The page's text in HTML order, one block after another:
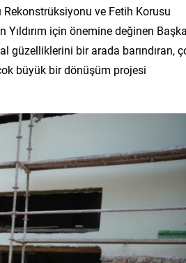
Rekonstrüksiyonu ve Fetih Korusu
için önemine değinen
güzelliklerini bir arada barındıran,
büyük bir dönüşüm projesi